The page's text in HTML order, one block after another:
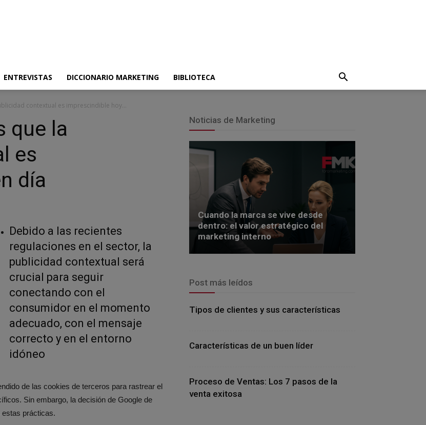
ENTREVISTAS DICCIONARIO MARKETING BIBLIOTECA
contextual es imprescindible hoy...
que la
es
día
Debido a las recientes
regulaciones en el sector, la
publicidad contextual será
crucial para seguir
conectando con el
consumidor en el momento
adecuado, con el mensaje
correcto y en el entorno
idóneo
de las cookies de terceros para rastrear el
Sin embargo, la decisión de Google de
prácticas.
Noticias de Marketing
Cuando la marca se vive desde
dentro: el valor estratégico del
marketing interno
Post más leídos
Tipos de clientes y sus características
Características de un buen líder
Proceso de Ventas: Los 7 pasos de la
venta exitosa